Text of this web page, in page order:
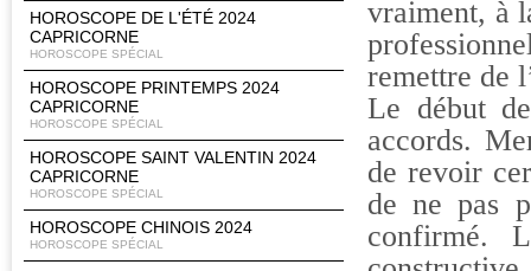
HOROSCOPE DE L'ÉTÉ 2024
CAPRICORNE
HOROSCOPE SPÉCIAL
HOROSCOPE PRINTEMPS 2024
CAPRICORNE
HOROSCOPE SPÉCIAL
HOROSCOPE SAINT VALENTIN 2024
CAPRICORNE
HOROSCOPE SPÉCIAL
HOROSCOPE CHINOIS 2024
HOROSCOPE SPÉCIAL
vraiment, à
remettre de
Le début
accords.
de revoir
de ne pas
confirmé.